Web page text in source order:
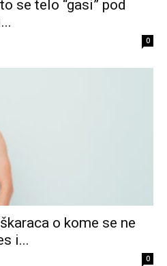
se telo “gasi” pod
0
o kome se ne
i...
0